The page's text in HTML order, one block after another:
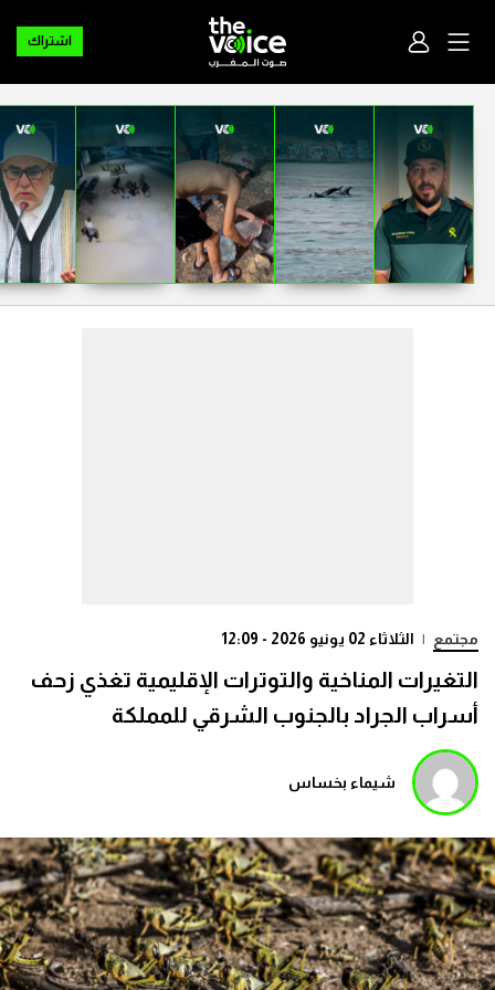
اشتراك
مجتمع | الثلاثاء 02 يونيو 2026 - 12:09
التغيرات المناخية والتوترات الإقليمية تغذي زحف
أسراب الجراد بالجنوب الشرقي للمملكة
شيماء بخساس